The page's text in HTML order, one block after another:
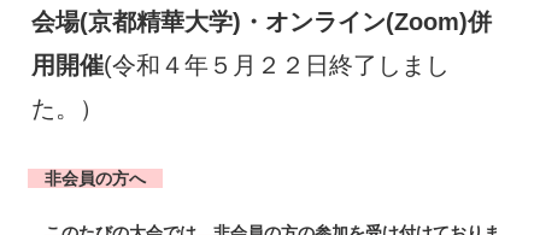
会場(京都精華大学)・ オンライン(Zoom)併
用開催(令和４年５月２２日終了しまし
た。）
非会員の方へ